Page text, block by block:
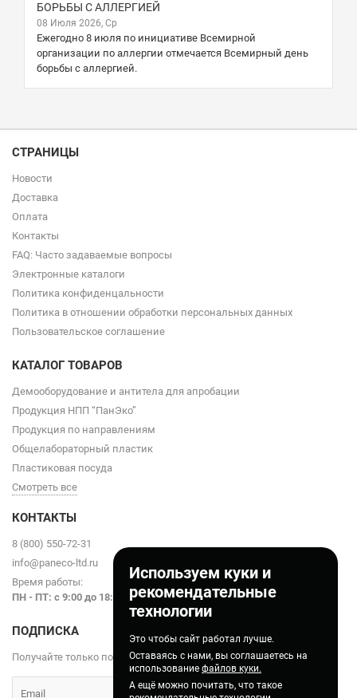
Используем куки и
рекомендательные
технологии
Это чтобы сайт работал лучше.
Оставаясь с нами, вы соглашаетесь на
использование файлов куки.
А ещё можно почитать, что такое
БОРЬБЫ С АЛЛЕРГИЕЙ
08 Июля 2026, Ср
Ежегодно 8 июля по инициативе Всемирной
организации по аллергии отмечается Всемирный день
борьбы с аллергией.
СТРАНИЦЫ
Новости
Доставка
Оплата
Контакты
FAQ: Часто задаваемые вопросы
Электронные каталоги
Политика конфиденцальности
Политика в отношении обработки персональных данных
Пользовательское соглашение
КАТАЛОГ ТОВАРОВ
Демооборудование и антитела для апробации
Продукция НПП “ПанЭко”
Продукция по направлениям
Общелабораторный пластик
Пластиковая посуда
Смотреть все
КОНТАКТЫ
8 (800) 550-72-31
info@paneco-ltd.ru
Время работы:
ПН - ПТ: с 9:00 до 18:00
ПОДПИСКА
Получайте только полезные статьи!